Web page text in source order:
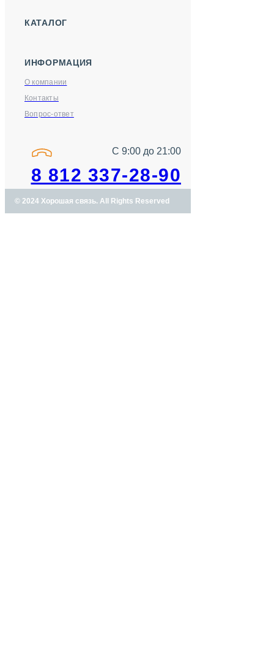
КАТАЛОГ
ИНФОРМАЦИЯ
О компании
Контакты
Вопрос-ответ
С 9:00 до 21:00
8 812 337-28-90
© 2024 Хорошая связь. All Rights Reserved